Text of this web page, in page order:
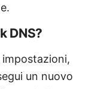
DNS?
un nuovo